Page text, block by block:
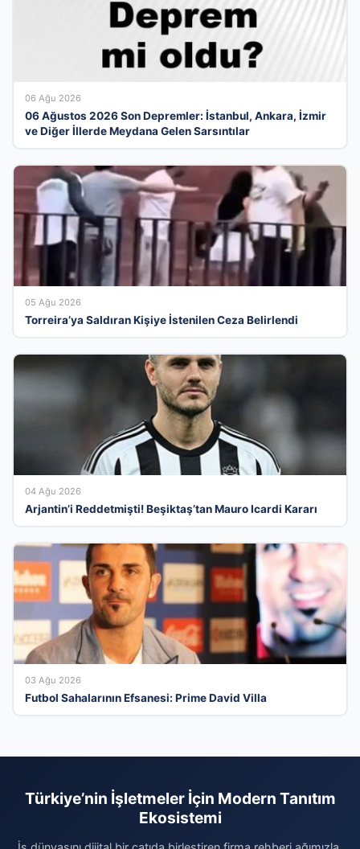
06 Ağu 2026
06 Ağustos 2026 Son Depremler: İstanbul, Ankara, İzmir
ve Diğer İllerde Meydana Gelen Sarsıntılar
05 Ağu 2026
Torreira’ya Saldıran Kişiye İstenilen Ceza Belirlendi
04 Ağu 2026
Arjantin’i Reddetmişti! Beşiktaş’tan Mauro Icardi Kararı
03 Ağu 2026
Futbol Sahalarının Efsanesi: Prime David Villa
Türkiye’nin İşletmeler İçin Modern Tanıtım
Ekosistemi